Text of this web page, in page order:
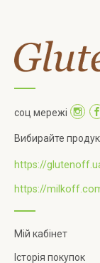
соц мережі
Вибирайте
https://
https://
Мій кабінет
Історія покупок